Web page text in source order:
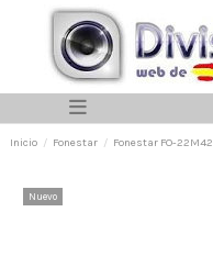
Inicio Fonestar Fonestar FO-22M42
Nuevo